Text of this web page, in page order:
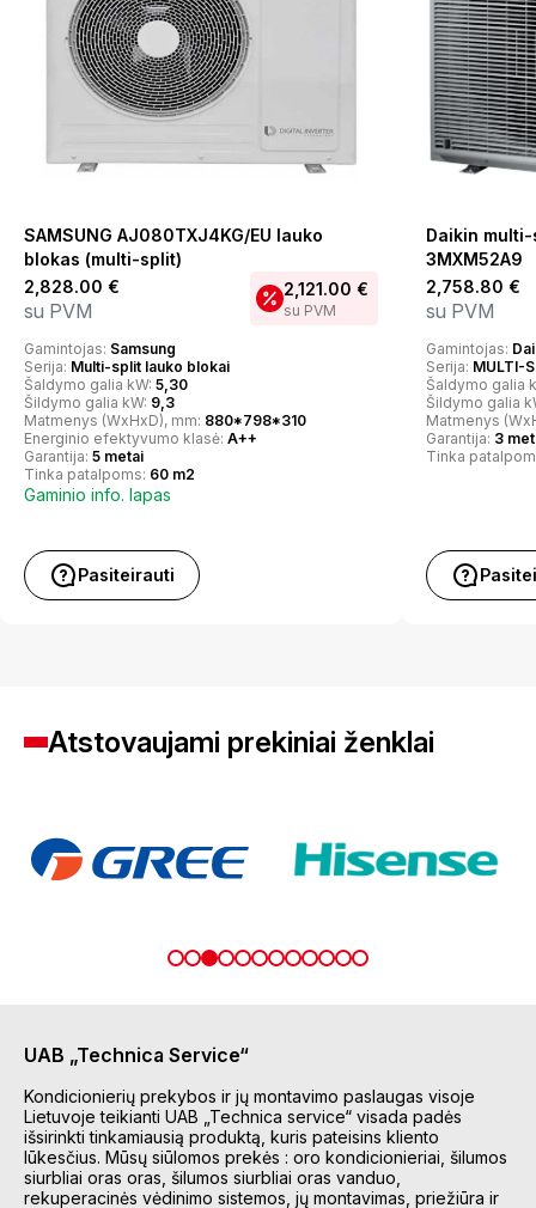
SAMSUNG AJ080TXJ4KG/EU lauko
blokas (multi-split)
2,828.00 €
su PVM
2,121.00 €
su PVM
Gamintojas: Samsung
Serija: Multi-split lauko blokai
Šaldymo galia kW: 5,30
Šildymo galia kW: 9,3
Matmenys (WxHxD), mm: 880*798*310
Energinio efektyvumo klasė: A++
Garantija: 5 metai
Tinka patalpoms: 60 m2
Gaminio info. lapas
Pasiteirauti
Daikin
3MXM52A9
2,758.80 €
su PVM
Gamintojas:
Serija: MULTI-
Šaldymo galia
Šildymo galia
Matmenys
Garantija: 3
Tinka
Atstovaujami prekiniai ženklai
UAB „Technica Service“
Kondicionierių prekybos ir jų montavimo paslaugas visoje
Lietuvoje teikianti UAB „Technica service“ visada padės
išsirinkti tinkamiausią produktą, kuris pateisins kliento
lūkesčius. Mūsų siūlomos prekės : oro kondicionieriai, šilumos
siurbliai oras oras, šilumos siurbliai oras vanduo,
rekuperacinės vėdinimo sistemos, jų montavimas, priežiūra ir